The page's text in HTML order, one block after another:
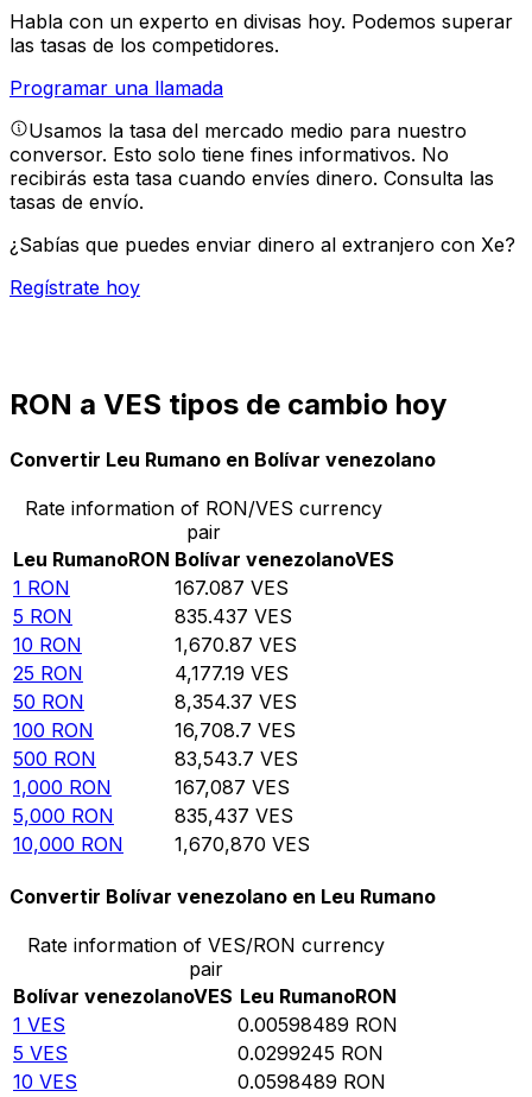
Habla con un experto en divisas hoy. Podemos superar
las tasas de los competidores.
Programar una llamada
Usamos la tasa del mercado medio para nuestro
conversor. Esto solo tiene fines informativos. No
recibirás esta tasa cuando envíes dinero. Consulta las
tasas de envío.
¿Sabías que puedes enviar dinero al extranjero con Xe?
Regístrate hoy
RON a VES tipos de cambio hoy
Convertir Leu Rumano en Bolívar venezolano
Rate information of RON/VES currency
pair
Leu RumanoRON Bolívar venezolanoVES
1 RON 167.087 VES
5 RON 835.437 VES
10 RON 1,670.87 VES
25 RON 4,177.19 VES
50 RON 8,354.37 VES
100 RON 16,708.7 VES
500 RON 83,543.7 VES
1,000 RON 167,087 VES
5,000 RON 835,437 VES
10,000 RON 1,670,870 VES
Convertir Bolívar venezolano en Leu Rumano
Rate information of VES/RON currency
pair
Bolívar venezolanoVES Leu RumanoRON
1 VES 0.00598489 RON
5 VES 0.0299245 RON
10 VES 0.0598489 RON